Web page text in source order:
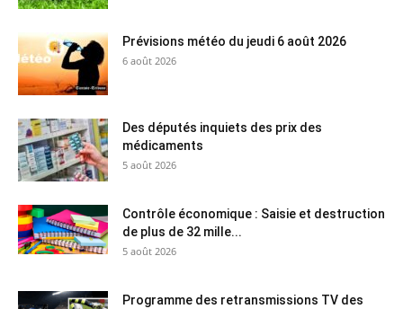
Prévisions météo du jeudi 6 août 2026
6 août 2026
Des députés inquiets des prix des
médicaments
5 août 2026
Contrôle économique : Saisie et destruction
de plus de 32 mille...
5 août 2026
Programme des retransmissions TV des